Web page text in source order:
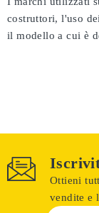
costruttori, l'uso
il modello a cui è
Ottieni
vendite e